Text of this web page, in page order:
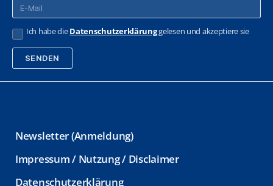
Ich habe dieDatenschutzerklärunggelesen und akzeptiere sie
SENDEN
A
Newsletter (Anmeldung)
Impressum / Nutzung / Disclaimer
Datenschutzerklärung